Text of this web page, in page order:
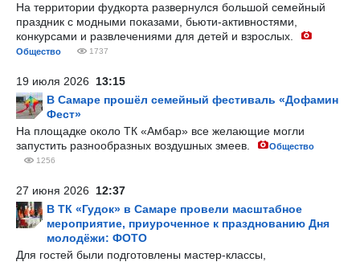
На территории фудкорта развернулся большой семейный
праздник с модными показами, бьюти-активностями,
конкурсами и развлечениями для детей и взрослых.
Общество 1737
19 июля 2026 13:15
В Самаре прошёл семейный фестиваль «Дофамин
Фест»
На площадке около ТК «Амбар» все желающие могли
запустить разнообразных воздушных змеев.
Общество
1256
27 июня 2026 12:37
В ТК «Гудок» в Самаре провели масштабное
мероприятие, приуроченное к празднованию Дня
молодёжи: ФОТО
Для гостей были подготовлены мастер-классы,